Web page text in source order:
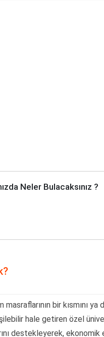
Neler Bulacaksınız ?
bir kısmını ya
hale getiren özel
destekleyerek, ekonomik